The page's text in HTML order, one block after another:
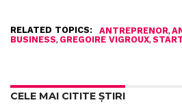
RELATED TOPICS: ANTREPRENOR,
BUSINESS, GREGOIRE VIGROUX,
CELE MAI CITITE ȘTIRI